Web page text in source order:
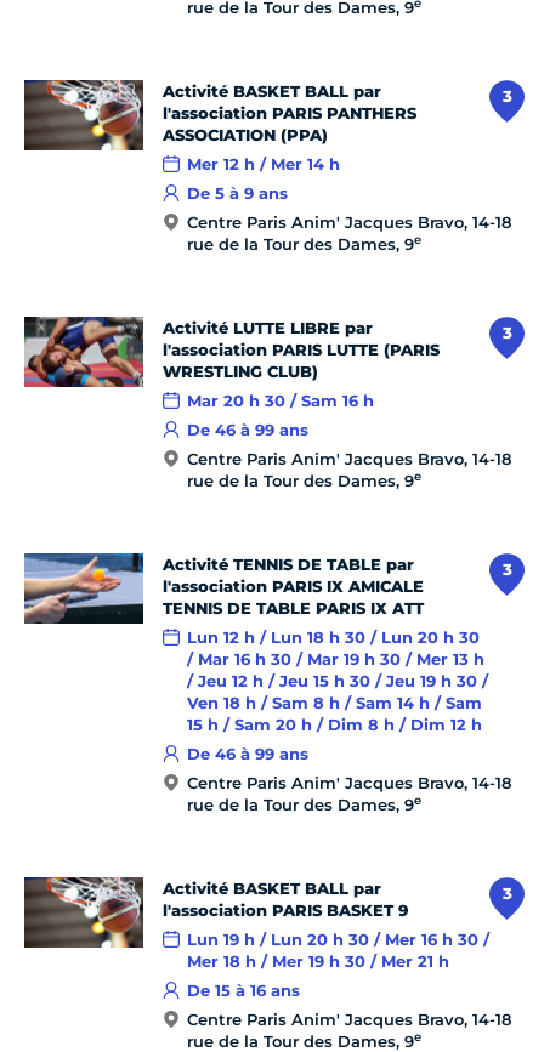
rue de la Tour des Dames, 9e
3
Activité BASKET BALL par
l'association PARIS PANTHERS
ASSOCIATION (PPA)
Mer 12 h / Mer 14 h
De 5 à 9 ans
Centre Paris Anim' Jacques Bravo, 14-18
rue de la Tour des Dames, 9e
3
Activité LUTTE LIBRE par
l'association PARIS LUTTE (PARIS
WRESTLING CLUB)
Mar 20 h 30 / Sam 16 h
De 46 à 99 ans
Centre Paris Anim' Jacques Bravo, 14-18
rue de la Tour des Dames, 9e
3
Activité TENNIS DE TABLE par
l'association PARIS IX AMICALE
TENNIS DE TABLE PARIS IX ATT
Lun 12 h / Lun 18 h 30 / Lun 20 h 30
/ Mar 16 h 30 / Mar 19 h 30 / Mer 13 h
/ Jeu 12 h / Jeu 15 h 30 / Jeu 19 h 30 /
Ven 18 h / Sam 8 h / Sam 14 h / Sam
15 h / Sam 20 h / Dim 8 h / Dim 12 h
De 46 à 99 ans
Centre Paris Anim' Jacques Bravo, 14-18
rue de la Tour des Dames, 9e
3
Activité BASKET BALL par
l'association PARIS BASKET 9
Lun 19 h / Lun 20 h 30 / Mer 16 h 30 /
Mer 18 h / Mer 19 h 30 / Mer 21 h
De 15 à 16 ans
Centre Paris Anim' Jacques Bravo, 14-18
rue de la Tour des Dames, 9e